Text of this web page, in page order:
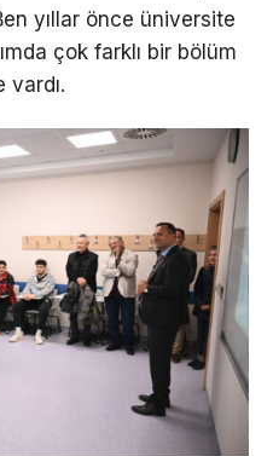
yıllar önce üniversite
çok farklı bir bölüm
vardı.